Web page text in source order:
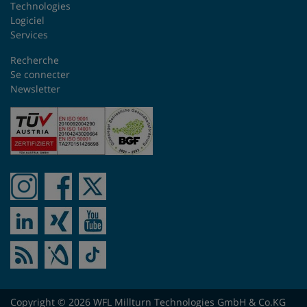
Roumanie
République tchèque
Singapour
Slovaquie
Suisse
Suède
Taïwan
Turquie
Ukraine
Technologies
Logiciel
Services
Recherche
Se connecter
Newsletter
Copyright © 2026 WFL Millturn Technologies GmbH & Co.KG